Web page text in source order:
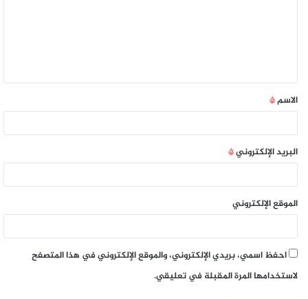
الاسم*
البريد الإلكتروني*
الموقع الإلكتروني
احفظ اسمي، بريدي الإلكتروني، والموقع الإلكتروني في هذا المتصفح
لاستخدامها المرة المقبلة في تعليقي.